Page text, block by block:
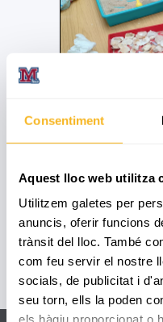
Consentiment
Aquest lloc web utilitza
Utilitzem galetes per
anuncis, oferir funcions
trànsit del lloc. També
com feu servir el nostre
socials, de publicitat i
seu torn, ells la poden
els hàgiu proporcionat o
contes etc. de...
28 marzo, 2023